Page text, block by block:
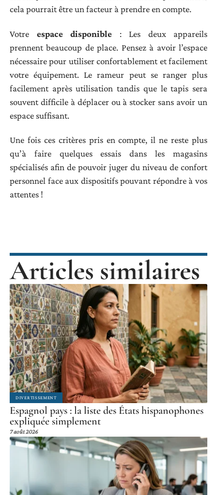
cela pourrait être un facteur à prendre en compte.
Votre espace disponible : Les deux appareils
prennent beaucoup de place. Pensez à avoir l’espace
nécessaire pour utiliser confortablement et facilement
votre équipement. Le rameur peut se ranger plus
facilement après utilisation tandis que le tapis sera
souvent difficile à déplacer ou à stocker sans avoir un
espace suffisant.
Une fois ces critères pris en compte, il ne reste plus
qu’à faire quelques essais dans les magasins
spécialisés afin de pouvoir juger du niveau de confort
personnel face aux dispositifs pouvant répondre à vos
attentes !
Articles similaires
DIVERTISSEMENT
Espagnol pays : la liste des États hispanophones
expliquée simplement
7 août 2026